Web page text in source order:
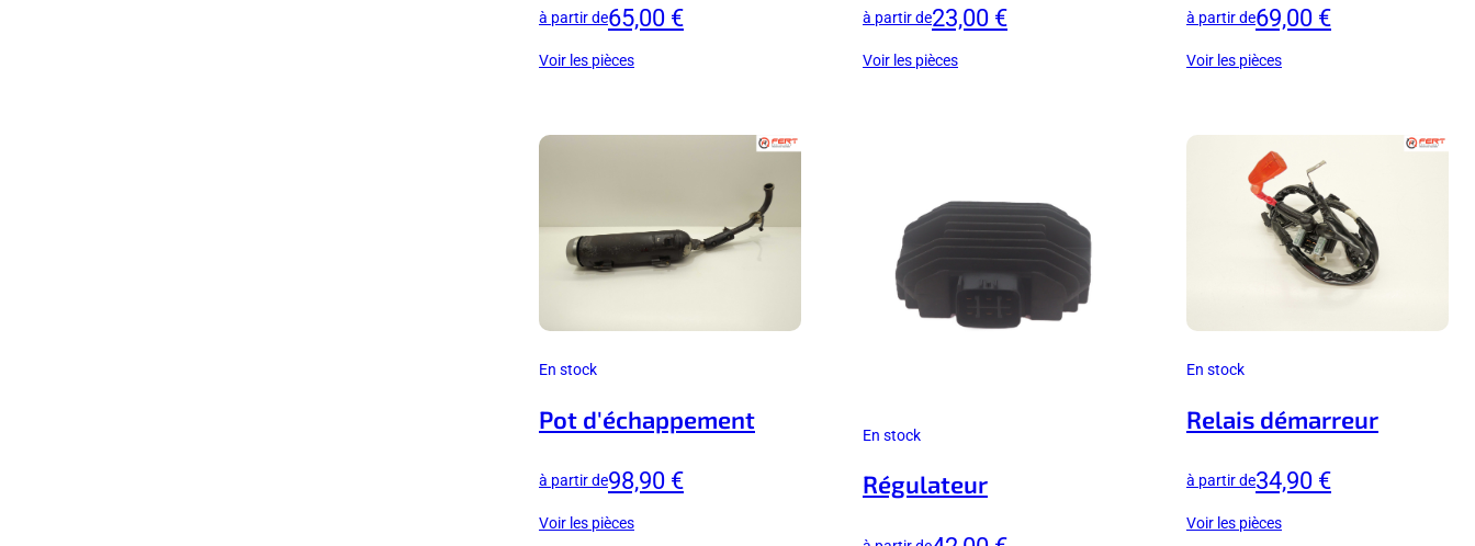
à partir de65,00 €
Voir les pièces
à partir de23,00 €
Voir les pièces
à partir de69,00 €
Voir les pièces
En stock
Pot d'échappement
à partir de98,90 €
Voir les pièces
En stock
Régulateur
En stock
Relais démarreur
à partir de34,90 €
Voir les pièces